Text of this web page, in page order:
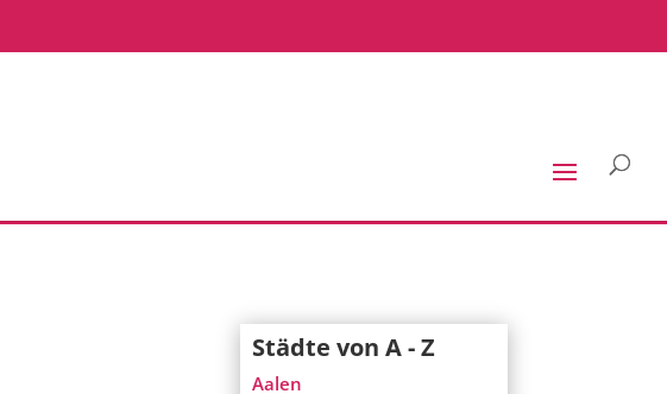
Städte von A - Z
Aalen